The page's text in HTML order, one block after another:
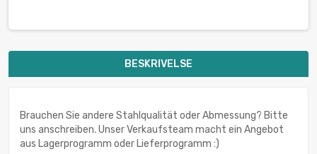
BESKRIVELSE
Brauchen Sie andere Stahlqualität oder Abmessung? Bitte
uns anschreiben. Unser Verkaufsteam macht ein Angebot
aus Lagerprogramm oder Lieferprogramm :)